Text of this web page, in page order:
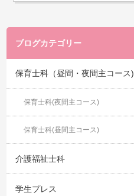
ブログカテゴリー
保育士科（昼間・夜間主コース)
保育士科(夜間主コース)
保育士科(昼間主コース)
介護福祉士科
学生プレス